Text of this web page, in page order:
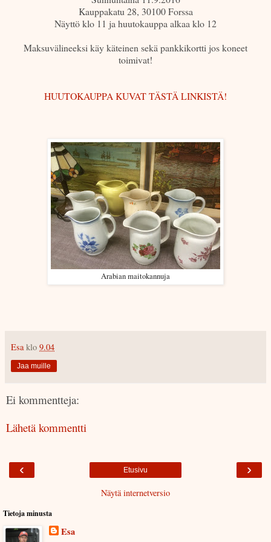
Kauppakatu 28, 30100 Forssa
Näyttö klo 11 ja huutokauppa alkaa klo 12
Maksuvälineeksi käy käteinen sekä pankkikortti jos koneet
toimivat!
HUUTOKAUPPA KUVAT TÄSTÄ LINKISTÄ!
Arabian maitokannuja
Esa klo 9.04
Jaa muille
Ei kommentteja:
Lähetä kommentti
‹ ›
Etusivu
Näytä internetversio
Tietoja minusta
Esa